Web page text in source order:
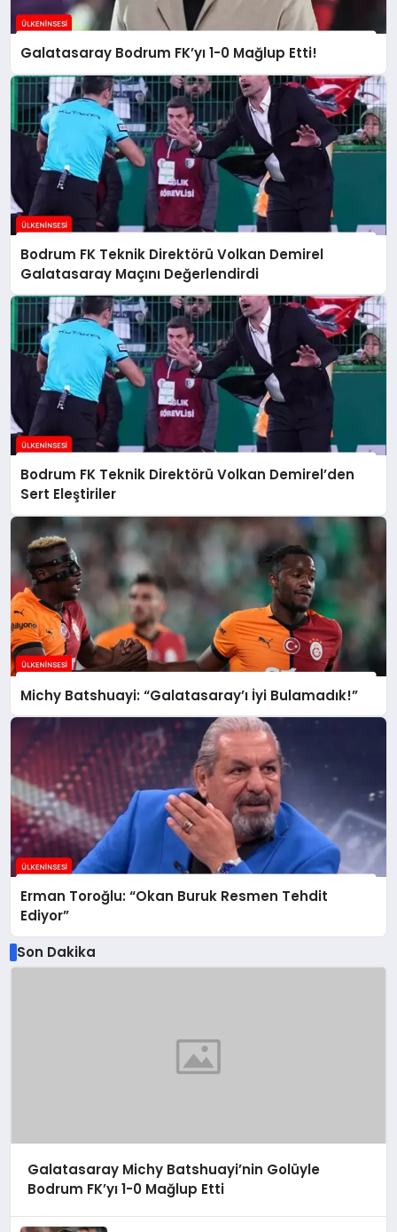
Galatasaray Bodrum FK’yı 1-0 Mağlup Etti!
Bodrum FK Teknik Direktörü Volkan Demirel
Galatasaray Maçını Değerlendirdi
Bodrum FK Teknik Direktörü Volkan Demirel’den
Sert Eleştiriler
Michy Batshuayi: “Galatasaray’ı İyi Bulamadık!”
Erman Toroğlu: “Okan Buruk Resmen Tehdit
Ediyor”
Son Dakika
Galatasaray Michy Batshuayi’nin Golüyle
Bodrum FK’yı 1-0 Mağlup Etti